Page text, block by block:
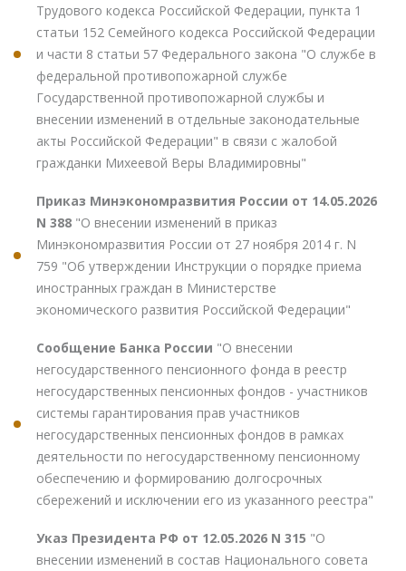
Трудового кодекса Российской Федерации, пункта 1
статьи 152 Семейного кодекса Российской Федерации
и части 8 статьи 57 Федерального закона "О службе в
федеральной противопожарной службе
Государственной противопожарной службы и
внесении изменений в отдельные законодательные
акты Российской Федерации" в связи с жалобой
гражданки Михеевой Веры Владимировны"
Приказ Минэкономразвития России от 14.05.2026
N 388 "О внесении изменений в приказ
Минэкономразвития России от 27 ноября 2014 г. N
759 "Об утверждении Инструкции о порядке приема
иностранных граждан в Министерстве
экономического развития Российской Федерации"
Сообщение Банка России "О внесении
негосударственного пенсионного фонда в реестр
негосударственных пенсионных фондов - участников
системы гарантирования прав участников
негосударственных пенсионных фондов в рамках
деятельности по негосударственному пенсионному
обеспечению и формированию долгосрочных
сбережений и исключении его из указанного реестра"
Указ Президента РФ от 12.05.2026 N 315 "О
внесении изменений в состав Национального совета